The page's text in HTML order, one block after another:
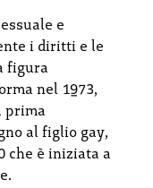
e
i diritti e le
figura
nel 1973,
prima
al figlio gay,
che è iniziata a